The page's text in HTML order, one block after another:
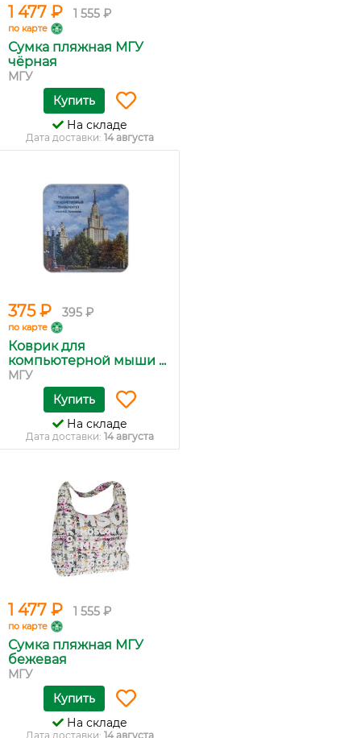
1 477 ₽ 1 555 ₽
по карте
Сумка пляжная МГУ
чёрная
МГУ
Купить
На складе
Дата доставки: 14 августа
375 ₽ 395 ₽
по карте
Коврик для
компьютерной мыши ...
МГУ
Купить
На складе
Дата доставки: 14 августа
1 477 ₽ 1 555 ₽
по карте
Сумка пляжная МГУ
бежевая
МГУ
Купить
На складе
Дата доставки: 14 августа